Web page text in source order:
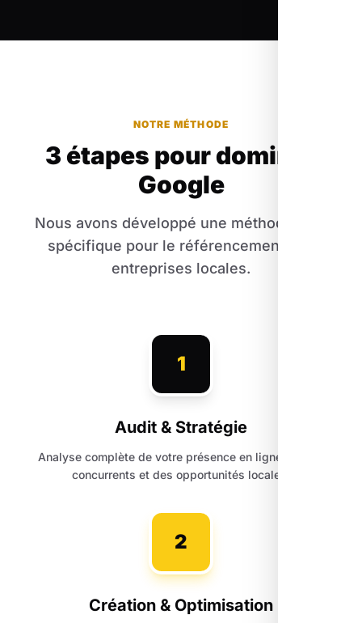
NOTRE MÉTHODE
3 étapes pour dominer
Google
Nous avons développé une méthodologie
spécifique pour le référencement des
entreprises locales.
1
Audit & Stratégie
Analyse complète de votre présence en ligne, de vos
concurrents et des opportunités locales.
2
Création & Optimisation